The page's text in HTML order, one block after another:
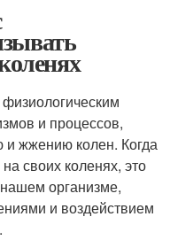
и процессов,
и жжению колен. Когда
своих коленях, это
организме,
и воздействием